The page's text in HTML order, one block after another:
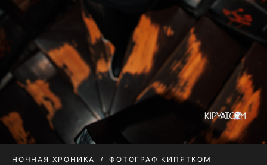
НОЧНАЯ ХРОНИКА ФОТОГРАФ КИПЯТКОМ